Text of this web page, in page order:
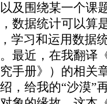
及围绕某一个课
数据统计可以算
学习和运用数据
最近，在我翻译
手册》）的相关
，给我的“沙漠”